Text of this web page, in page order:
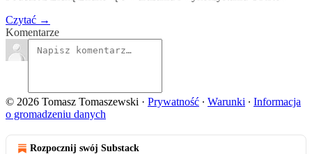
Czytać →
Komentarze
© 2026 Tomasz Tomaszewski · Prywatność ∙ Warunki ∙ Informacja
o gromadzeniu danych
Rozpocznij swój Substack